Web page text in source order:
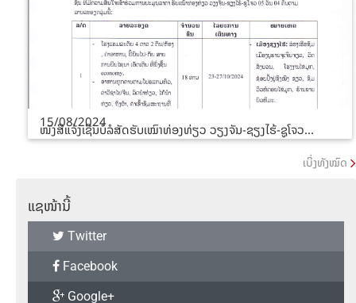
ໜັງສືແຈ້ງເຊີນບໍລໍສັດຮັບເໝົາທ່ອງທ່ຽວ ວຽງຈັນ-ຊຽງໄຮ້-ຊູໂຈວ...
15/08/2024
ເບິ່ງທັງໝົດ
ແຊໜ້ານີ້
Twitter
Facebook
Google+